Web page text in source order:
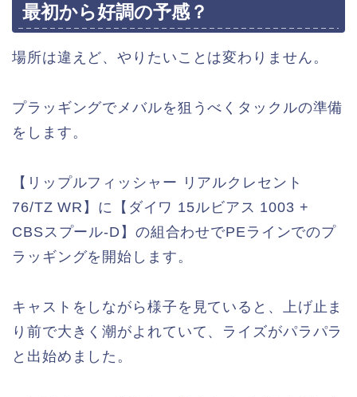
最初から好調の予感？
場所は違えど、やりたいことは変わりません。
プラッギングでメバルを狙うべくタックルの準備
をします。
【リップルフィッシャー リアルクレセント
76/TZ WR】に【ダイワ 15ルビアス 1003 +
CBSスプール-D】の組合わせでPEラインでのプ
ラッギングを開始します。
キャストをしながら様子を見ていると、上げ止ま
り前で大きく潮がよれていて、ライズがパラパラ
と出始めました。